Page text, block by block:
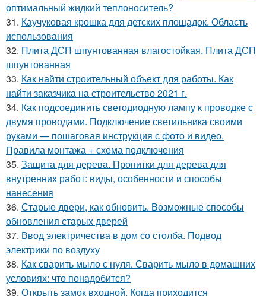
оптимальный жидкий теплоноситель?
31. Каучуковая крошка для детских площадок. Область
использования
32. Плита ДСП шпунтованная влагостойкая. Плита ДСП
шпунтованная
33. Как найти строительный объект для работы. Как
найти заказчика на строительство 2021 г.
34. Как подсоединить светодиодную лампу к проводке с
двумя проводами. Подключение светильника своими
руками — пошаговая инструкция с фото и видео.
Правила монтажа + схема подключения
35. Защита для дерева. Пропитки для дерева для
внутренних работ: виды, особенности и способы
нанесения
36. Старые двери, как обновить. Возможные способы
обновления старых дверей
37. Ввод электричества в дом со столба. Подвод
электрики по воздуху
38. Как сварить мыло с нуля. Сварить мыло в домашних
условиях: что понадобится?
39. Открыть замок входной. Когда приходится